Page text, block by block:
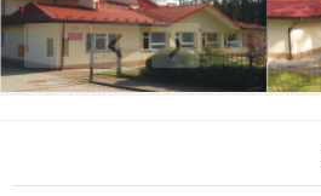
Poprzedni Element
Następny Element
❚❚